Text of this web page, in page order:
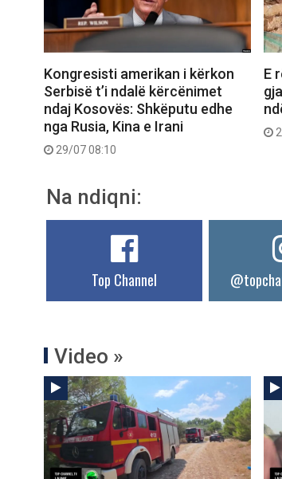
Kongresisti amerikan i kërkon
Serbisë t’i ndalë kërcënimet
ndaj Kosovës: Shkëputu edhe
nga Rusia, Kina e Irani
29/07 08:10
E
Na ndiqni:
Top Channel
Video »